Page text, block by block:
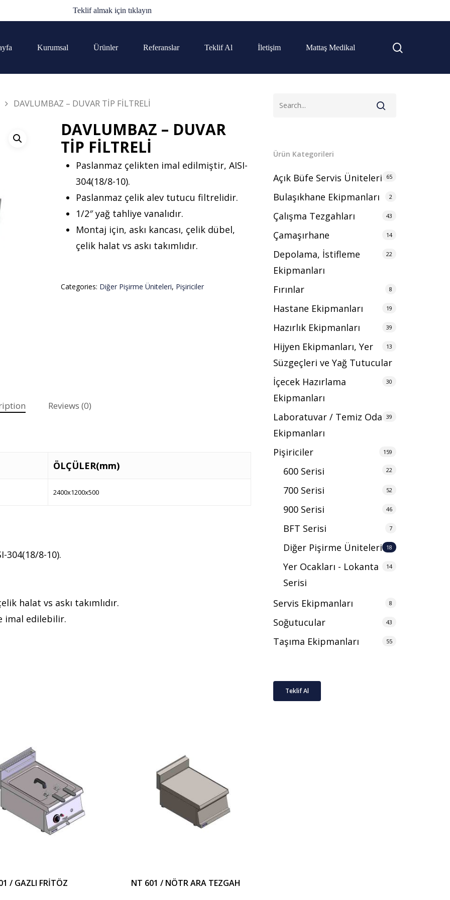
Teklif almak için tıklayın
Kurumsal Ürünler Referanslar Teklif Al İletişim Mattaş Medikal
DAVLUMBAZ – DUVAR TİP FİLTRELİ
DAVLUMBAZ – DUVAR
TİP FİLTRELİ
Paslanmaz çelikten imal edilmiştir, AISI-
304(18/8-10).
Paslanmaz çelik alev tutucu filtrelidir.
1/2″ yağ tahliye vanalıdır.
Montaj için, askı kancası, çelik dübel,
çelik halat vs askı takımlıdır.
Categories: Diğer Pişirme Üniteleri, Pişiriciler
Reviews (0)
ÖLÇÜLER(mm)
2400x1200x500
304(18/8-10).
halat vs askı takımlıdır.
imal edilebilir.
/ GAZLI FRİTÖZ NT 601 / NÖTR ARA TEZGAH
Ürün Kategorileri
Açık Büfe Servis Üniteleri 65
Bulaşıkhane Ekipmanları 2
Çalışma Tezgahları 43
Çamaşırhane 14
Depolama, İstifleme
Ekipmanları
22
Fırınlar 8
Hastane Ekipmanları 19
Hazırlık Ekipmanları 39
Hijyen Ekipmanları, Yer
Süzgeçleri ve Yağ Tutucular
13
İçecek Hazırlama
Ekipmanları
30
Laboratuvar / Temiz Oda
Ekipmanları
39
Pişiriciler 159
600 Serisi 22
700 Serisi 52
900 Serisi 46
BFT Serisi 7
Diğer Pişirme Üniteleri 18
Yer Ocakları - Lokanta
Serisi
14
Servis Ekipmanları 8
Soğutucular 43
Taşıma Ekipmanları 55
Teklif Al